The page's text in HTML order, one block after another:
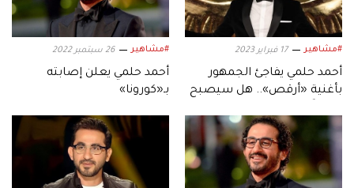
#مشاهير 17 فبراير 2023
أحمد حلمي يفاجئ الجمهور
بأغنية «أرقص».. هل سيصبح
#مشاهير 26 سبتمبر 2022
أحمد حلمي يعلن إصابته
بـ«كورونا»